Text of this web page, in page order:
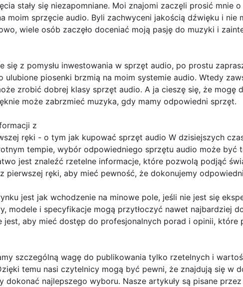
stały się niezapomniane. Moi znajomi zaczęli prosić mnie
moim sprzęcie audio. Byli zachwyceni jakością dźwięku i nie
wiele osób zaczęło doceniać moją pasję do muzyki i
się z pomysłu inwestowania w sprzęt audio, po prostu
ulubione piosenki brzmią na moim systemie audio. Wtedy
zrobić dobrej klasy sprzęt audio. A ja cieszę się, że mogę
może zabrzmieć muzyka, gdy mamy odpowiedni sprzęt.
z
ręki - o tym jak kupować sprzęt audio W dzisiejszych
tempie, wybór odpowiedniego sprzętu audio może być
jest znaleźć rzetelne informacje, które pozwolą podjąć
ręki, aby mieć pewność, że dokonujemy
jest jak wchodzenie na minowe pole, jeśli nie jest się
modele i specyfikacje mogą przytłoczyć nawet najbardziej
jest, aby mieć dostęp do profesjonalnych porad i opinii, które
szczególną wagę do publikowania tylko rzetelnych i
temu nasi czytelnicy mogą być pewni, że znajdują się w
dokonać najlepszego wyboru. Nasze artykuły są pisane